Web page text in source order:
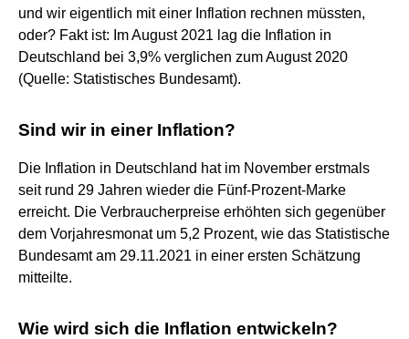
und wir eigentlich mit einer Inflation rechnen müssten,
oder? Fakt ist: Im August 2021 lag die Inflation in
Deutschland bei 3,9% verglichen zum August 2020
(Quelle: Statistisches Bundesamt).
Sind wir in einer Inflation?
Die Inflation in Deutschland hat im November erstmals
seit rund 29 Jahren wieder die Fünf-Prozent-Marke
erreicht. Die Verbraucherpreise erhöhten sich gegenüber
dem Vorjahresmonat um 5,2 Prozent, wie das Statistische
Bundesamt am 29.11.2021 in einer ersten Schätzung
mitteilte.
Wie wird sich die Inflation entwickeln?